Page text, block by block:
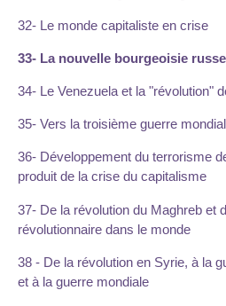
32- Le monde capitaliste en crise
33- La nouvelle bourgeoisie russe
34- Le Venezuela et la "révolution"
35- Vers la troisième guerre
36- Développement du terrorisme
produit de la crise du capitalisme
37- De la révolution du Maghreb et
révolutionnaire dans le monde
38 - De la révolution en Syrie, à la
et à la guerre mondiale